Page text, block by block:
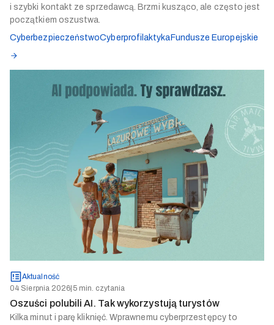
i szybki kontakt ze sprzedawcą. Brzmi kusząco, ale często jest
początkiem oszustwa.
CyberbezpieczeństwoCyberprofilaktyka Fundusze Europejskie
Aktualność
04 Sierpnia 2026 5 min. czytania
Oszuści polubili AI. Tak wykorzystują turystów
Kilka minut i parę kliknięć. Wprawnemu cyberprzestępcy to